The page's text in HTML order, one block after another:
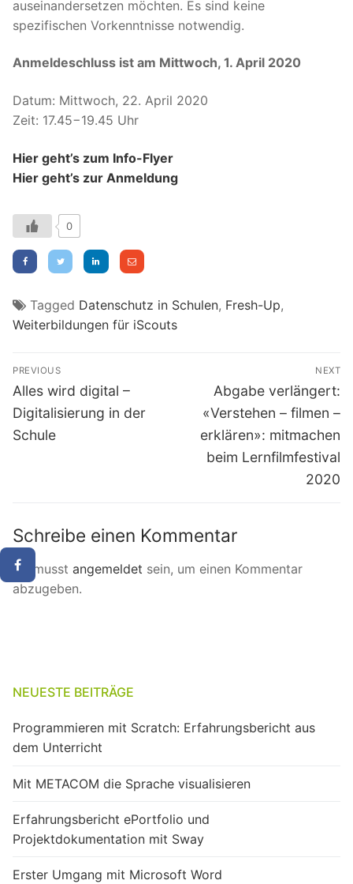
auseinandersetzen möchten. Es sind keine
spezifischen Vorkenntnisse notwendig.
Anmeldeschluss ist am Mittwoch, 1. April 2020
Datum: Mittwoch, 22. April 2020
Zeit: 17.45−19.45 Uhr
Hier geht’s zum Info-Flyer
Hier geht’s zur Anmeldung
0
Tagged Datenschutz in Schulen, Fresh-Up,
Weiterbildungen für iScouts
Beitragsnavigation
PREVIOUS
Previous
post:
Alles wird digital –
Digitalisierung in der
Schule
NEXT
Next
post:
Abgabe verlängert:
«Verstehen – filmen –
erklären»: mitmachen
beim Lernfilmfestival
2020
Schreibe einen Kommentar
Du musst angemeldet sein, um einen Kommentar
abzugeben.
NEUESTE BEITRÄGE
Programmieren mit Scratch: Erfahrungsbericht aus
dem Unterricht
Mit METACOM die Sprache visualisieren
Erfahrungsbericht ePortfolio und
Projektdokumentation mit Sway
Erster Umgang mit Microsoft Word